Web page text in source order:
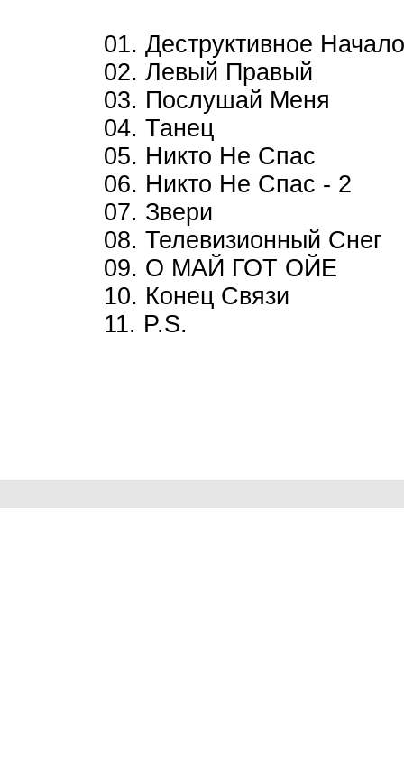
01. Деструктивное Начало
02. Левый Правый
03. Послушай Меня
04. Танец
05. Никто Не Спас
06. Никто Не Спас - 2
07. Звери
08. Телевизионный Снег
09. О МАЙ ГОТ ОЙЕ
10. Конец Связи
11. P.S.